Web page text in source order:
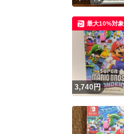
3,740円
最大10%対象